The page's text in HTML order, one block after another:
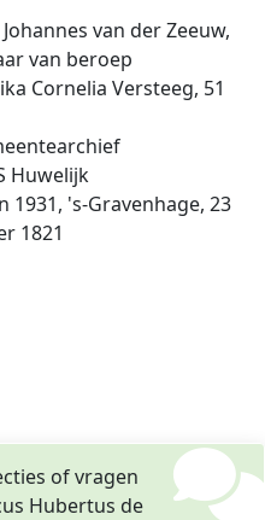
van der Zeeuw,
van beroep
Cornelia Versteeg, 51
Huwelijk
1931, 's-Gravenhage, 23
1821
of vragen
Hubertus de